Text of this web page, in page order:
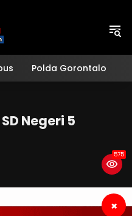
Polda Gorontalo
Negeri 5
575
×